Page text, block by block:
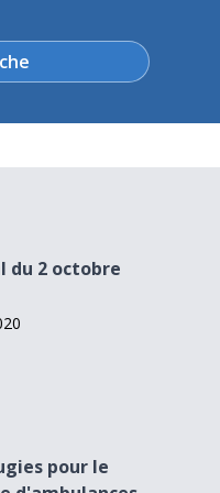
du 2 octobre
de la Sarine
pour le